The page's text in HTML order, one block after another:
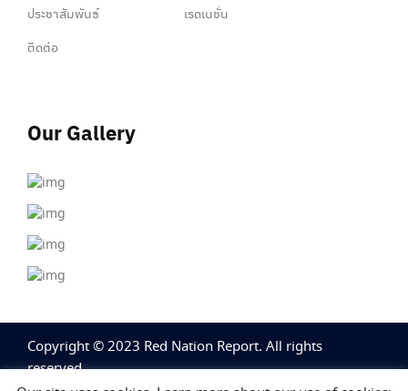
ประชาสัมพันธ์
เรดเนชั่น
ติดต่อ
Our Gallery
Copyright © 2023 Red Nation Report. All rights
reserved.